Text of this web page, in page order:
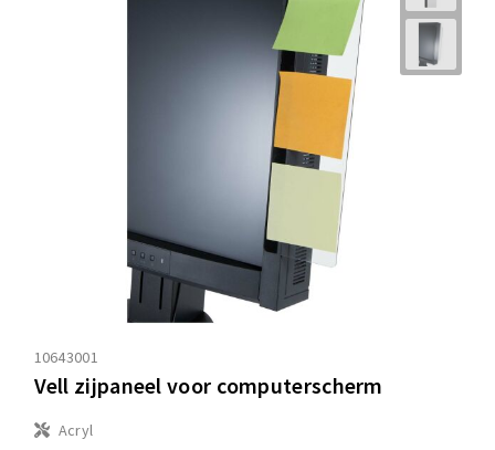
10643001
Vell zijpaneel voor computerscherm
Acryl